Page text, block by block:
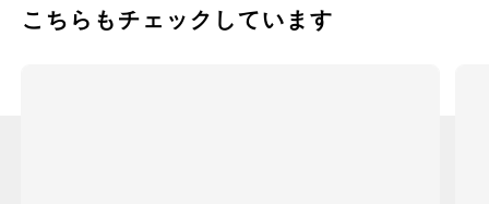
こちらもチェックしています